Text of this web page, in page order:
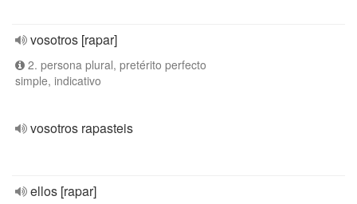
vosotros [rapar]
2. persona plural, pretérito perfecto
simple, indicativo
vosotros rapasteis
ellos [rapar]